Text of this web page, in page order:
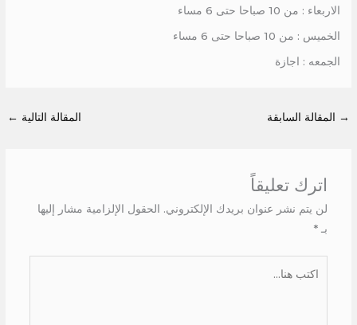
الاربعاء : من 10 صباحا حتى 6 مساء
الخميس : من 10 صباحا حتى 6 مساء
الجمعه : اجازة
→ المقالة السابقة المقالة التالية ←
اترك تعليقاً
لن يتم نشر عنوان بريدك الإلكتروني. الحقول الإلزامية مشار إليها
بـ *